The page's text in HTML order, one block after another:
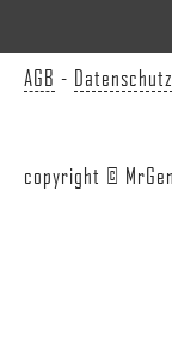
AGB - Datenschutz
copyright ©